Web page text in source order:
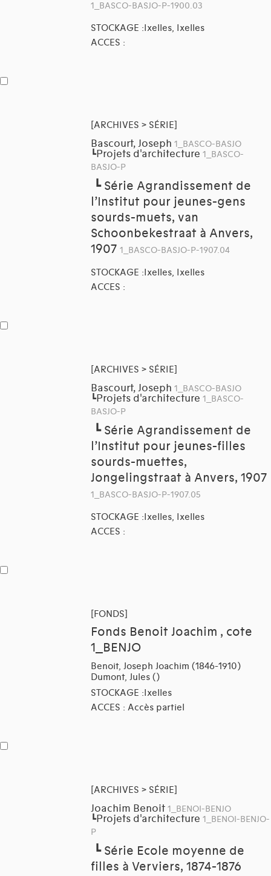
1_BASCO-BASJO-P-1900.03
STOCKAGE :Ixelles, Ixelles
ACCES :
[ARCHIVES > SÉRIE]
Bascourt, Joseph 1_BASCO-BASJO
┗Projets d'architecture 1_BASCO-
BASJO-P
┗ Série Agrandissement de
l’Institut pour jeunes-gens
sourds-muets, van
Schoonbekestraat à Anvers,
1907 1_BASCO-BASJO-P-1907.04
STOCKAGE :Ixelles, Ixelles
ACCES :
[ARCHIVES > SÉRIE]
Bascourt, Joseph 1_BASCO-BASJO
┗Projets d'architecture 1_BASCO-
BASJO-P
┗ Série Agrandissement de
l’Institut pour jeunes-filles
sourds-muettes,
Jongelingstraat à Anvers, 1907
1_BASCO-BASJO-P-1907.05
STOCKAGE :Ixelles, Ixelles
ACCES :
[FONDS]
Fonds Benoit Joachim , cote
1_BENJO
Benoit, Joseph Joachim (1846-1910)
Dumont, Jules ()
STOCKAGE :Ixelles
ACCES : Accès partiel
[ARCHIVES > SÉRIE]
Joachim Benoit 1_BENOI-BENJO
┗Projets d'architecture 1_BENOI-BENJO-
P
┗ Série Ecole moyenne de
filles à Verviers, 1874-1876